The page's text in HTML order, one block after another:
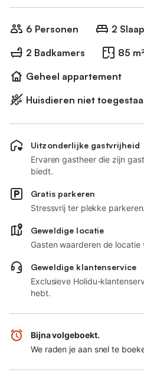
6 Personen
2
2 Badkamers
85 m²
Geheel appartement
Huisdieren niet
Uitzonderlijke gastvrijheid
Ervaren gastheer die zijn
biedt.
Gratis parkeren
Stressvrij ter plekke parkeren.
Geweldige locatie
Gasten waarderen de
Geweldige klantenservice
Exclusieve Holidu-
hebt.
Bijna volgeboekt.
We raden je aan snel te